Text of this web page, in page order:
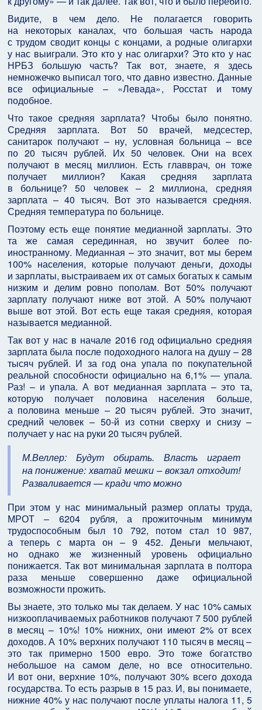
Видите, в чем дело. Не полагается говорить
на некоторых каналах, что большая часть народа
с трудом сводит концы с концами, а родные олигархи
у нас выиграли. Это кто у нас олигархи? Это кто у нас
НРБЗ большую часть? Так вот, знаете, я здесь
немножечко выписал того, что давно известно. Данные
все официальные – «Левада», Росстат и тому
подобное.
Что такое средняя зарплата? Чтобы было понятно.
Средняя зарплата. Вот 50 врачей, медсестер,
санитарок получают – ну, условная больница – все
по 20 тысяч рублей. Их 50 человек. Они на всех
получают в месяц миллион. Есть главврач, он тоже
получает миллион? Какая средняя зарплата
в больнице? 50 человек – 2 миллиона, средняя
зарплата – 40 тысяч. Вот это называется средняя.
Средняя температура по больнице.
Поэтому есть еще понятие медианной зарплаты. Это
та же самая серединная, но звучит более по-
иностранному. Медианная – это значит, вот мы берем
100% населения, которые получают деньги, доходы
и зарплаты, выстраиваем их от самых богатых к самым
низким и делим ровно пополам. Вот 50% получают
зарплату получают ниже вот этой. А 50% получают
выше вот этой. Вот есть еще такая средняя, которая
называется медианной.
Так вот у нас в начале 2016 год официально средняя
зарплата была после подоходного налога на душу – 28
тысяч рублей. И за год она упала по покупательной
реальной способности официально на 6,1% — упала.
Раз! – и упала. А вот медианная зарплата – это та,
которую получает половина населения больше,
а половина меньше – 20 тысяч рублей. Это значит,
средний человек – 50-й из сотни сверху и снизу –
получает у нас на руки 20 тысяч рублей.
М.Веллер: Будут обирать. Власть играет
на понижение: хватай мешки – вокзал отходит!
Разваливается — кради что можно
При этом у нас минимальный размер оплаты труда,
МРОТ – 6204 рубля, а прожиточным минимум
трудоспособным был 10 792, потом стал 10 987,
а теперь с марта он – 9 452. Деньги мельчают,
но однако же жизненный уровень официально
понижается. Так вот минимальная зарплата в полтора
раза меньше совершенно даже официальной
возможности прожить.
Вы знаете, это только мы так делаем. У нас 10% самых
низкооплачиваемых работников получают 7 500 рублей
в месяц – 10%! 10% нижних, они имеют 2% от всех
доходов. А 10% верхних получают 110 тысяч в месяц –
это так примерно 1500 евро. Это тоже богатство
небольшое на самом деле, но все относительно.
И вот они, верхние 10%, получают 30% всего дохода
государства. То есть разрыв в 15 раз. И, вы понимаете,
нижние 40% у нас получают после уплаты налога 11, 5